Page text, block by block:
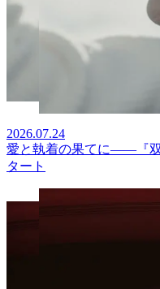
2026.07.24
愛と執着の果てに――『双
タート